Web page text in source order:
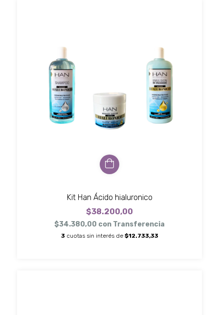
Kit Han Ácido hialuronico
$38.200,00
$34.380,00 con Transferencia
3 cuotas sin interés de $12.733,33